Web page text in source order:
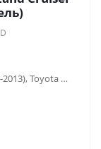
Toyota Land Cruiser 75 (1984-2013), Toyota Land Cruiser 76 (2007-...), Toyota Land Cruiser 78 (2006-...), Toyota Land Cruiser 79 (2007-...)